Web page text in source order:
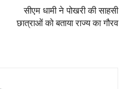
सीएम धामी ने पोखरी की साहसी
छात्राओं को बताया राज्य का गौरव